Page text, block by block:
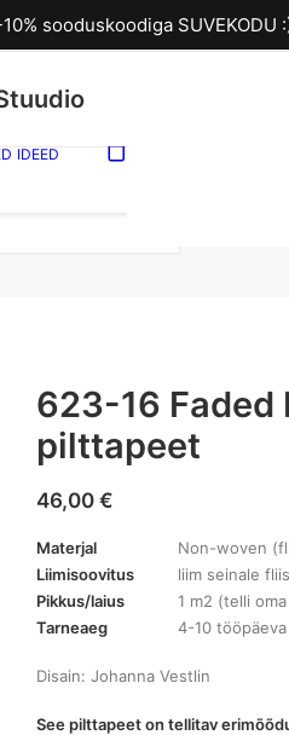
sooduskoodiga SUVEKODU
IDEED
623-16 Faded
pilttapeet
46,00 €
Materjal
Non-woven
Liimisoovitus
liim seinale
Pikkus/laius
1 m2 (telli
Tarneaeg
4-10 tööpäeva
Disain: Johanna Vestlin
See pilttapeet on tellitav